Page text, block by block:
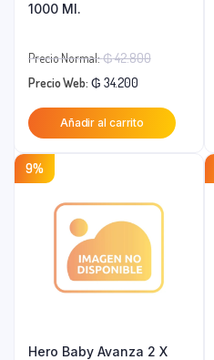
1000 Ml.
Precio Normal:₲42.800El
original
era:
₲ 42.800.
Precio Web: ₲ 34.200
precio
actual
Añadir al carrito
9%
Hero Baby Avanza 2 X